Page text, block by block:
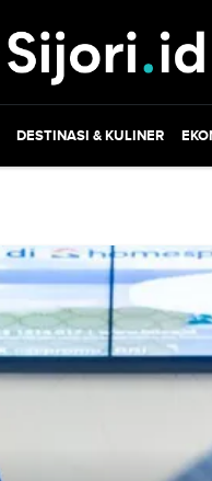
DESTINASI & KULINER